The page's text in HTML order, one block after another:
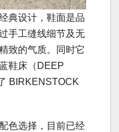
典设计，鞋面是品
手工缝线细节及无
致的气质。同时它
鞋床（DEEP
BIRKENSTOCK
色选择，目前已经